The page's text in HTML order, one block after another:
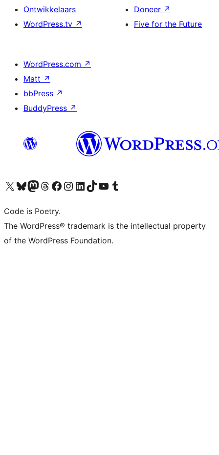
Ontwikkelaars
WordPress.tv ↗
Doneer ↗
Five for the Future
WordPress.com ↗
Matt ↗
bbPress ↗
BuddyPress ↗
Bezoek ons X (voorheen Twitter) account
Bezoek onze Bluesky account
Bezoek ons Mastodon account
Bezoek onze Threads account
Onze Facebookpagina bezoeken
Bezoek onze Instagram account
Bezoek onze LinkedIn account
Bezoek onze TikTok account
Bezoek ons YouTube kanaalBezoek onze Tumblr account
Code is Poetry.
The WordPress® trademark is the intellectual property
of the WordPress Foundation.